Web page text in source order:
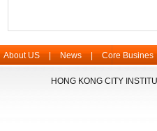
About US | News | Core Busines
HONG KONG CITY